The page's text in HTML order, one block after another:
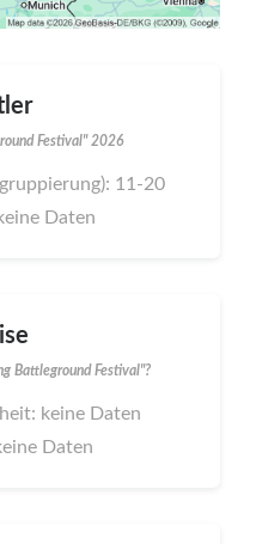
Festival" 2026
11-20
Daten
Battleground Festival"?
keine Daten
Daten